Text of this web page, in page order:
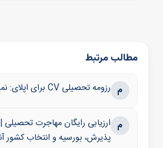
مطالب مرتبط
م رزومه تحصیلی CV برای اپلای: نمونه ساختار ۲۰۲۶
م ارزیابی رایگان مهاجرت
پذیرش، بورسیه و انتخاب کشور